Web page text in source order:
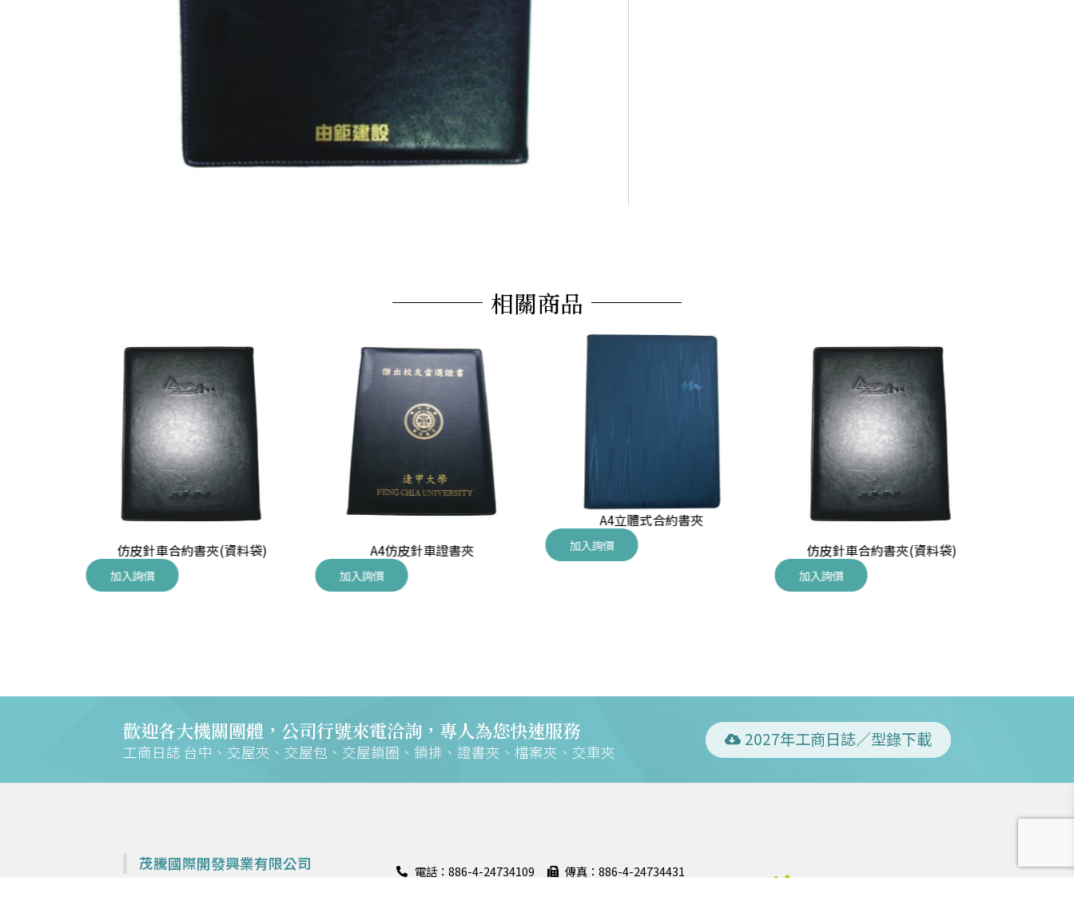
相關商品
仿皮針車合約書夾(資料袋)
加入詢價
A4仿皮針車證書夾
加入詢價
A4立體式合約書夾
加入詢價 仿皮針車合約書夾(資料袋)
加入詢價
歡迎各大機關團體，公司行號來電洽詢，專人為您快速服務
工商日誌 台中、交屋夾、交屋包、交屋鎖圈、鎖排、證書夾、檔案夾、交車夾
2027年工商日誌／型錄下載
茂騰國際開發興業有限公司 電話：886-4-24734109
傳真：886-4-24734431